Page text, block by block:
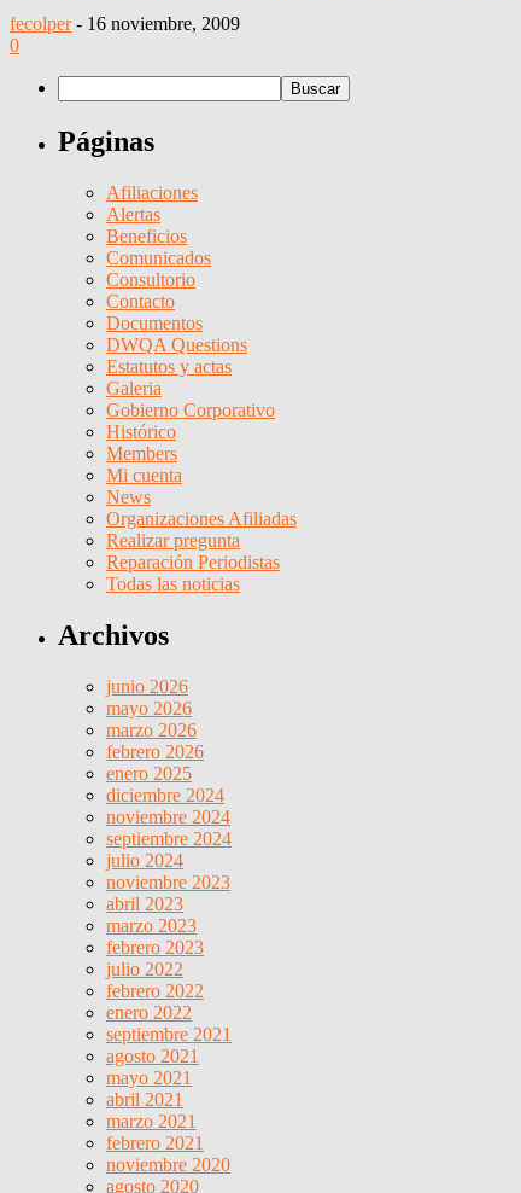
fecolper - 16 noviembre, 2009
0
Páginas
Afiliaciones
Alertas
Beneficios
Comunicados
Consultorio
Contacto
Documentos
DWQA Questions
Estatutos y actas
Galeria
Gobierno Corporativo
Histórico
Members
Mi cuenta
News
Organizaciones Afiliadas
Realizar pregunta
Reparación Periodistas
Todas las noticias
Archivos
junio 2026
mayo 2026
marzo 2026
febrero 2026
enero 2025
diciembre 2024
noviembre 2024
septiembre 2024
julio 2024
noviembre 2023
abril 2023
marzo 2023
febrero 2023
julio 2022
febrero 2022
enero 2022
septiembre 2021
agosto 2021
mayo 2021
abril 2021
marzo 2021
febrero 2021
noviembre 2020
agosto 2020